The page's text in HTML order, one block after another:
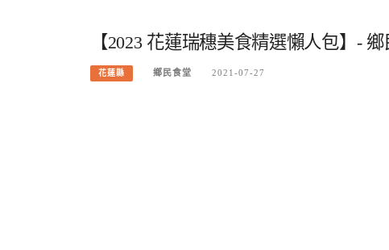
【2023 花蓮瑞穗美食精選懶人包】-
花蓮縣 鄉民食堂 2021-07-27